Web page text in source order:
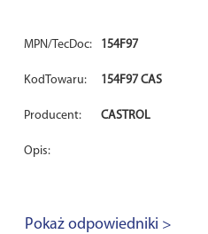
MPN/TecDoc: 154F97
KodTowaru: 154F97 CAS
Producent: CASTROL
Opis:
Pokaż odpowiedniki >